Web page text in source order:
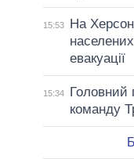
15:53
На
евакуації
15:34
Головний
команду